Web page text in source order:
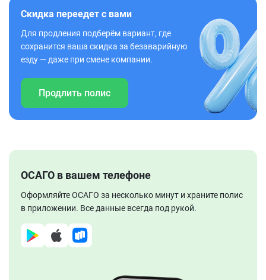
Скидка переедет с вами
Для продления подберём вариант, где
сохранится ваша скидка за безаварийную
езду — даже при смене компании.
Продлить полис
ОСАГО в вашем телефоне
Оформляйте ОСАГО за несколько минут и храните полис
в приложении. Все данные всегда под рукой.